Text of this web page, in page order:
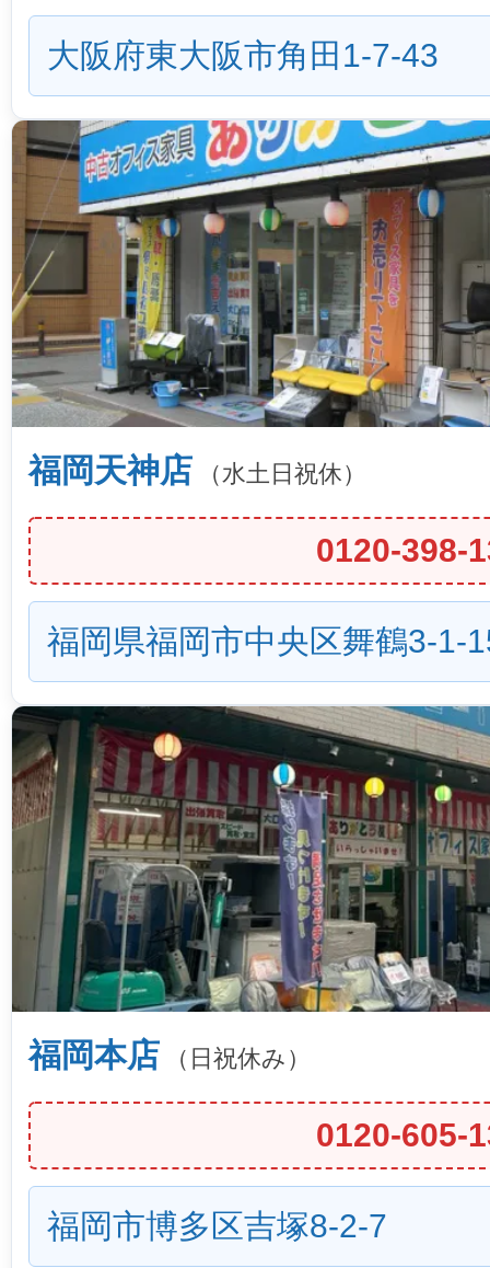
大阪府東大阪市角田1-7-43
福岡天神店 （水土日祝休）
0120-398-
福岡県福岡市中央区舞鶴3-1-
福岡本店 （日祝休み）
0120-605-
福岡市博多区吉塚8-2-7